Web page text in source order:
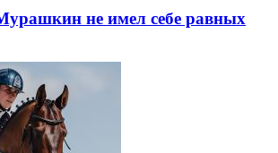
не имел себе равных